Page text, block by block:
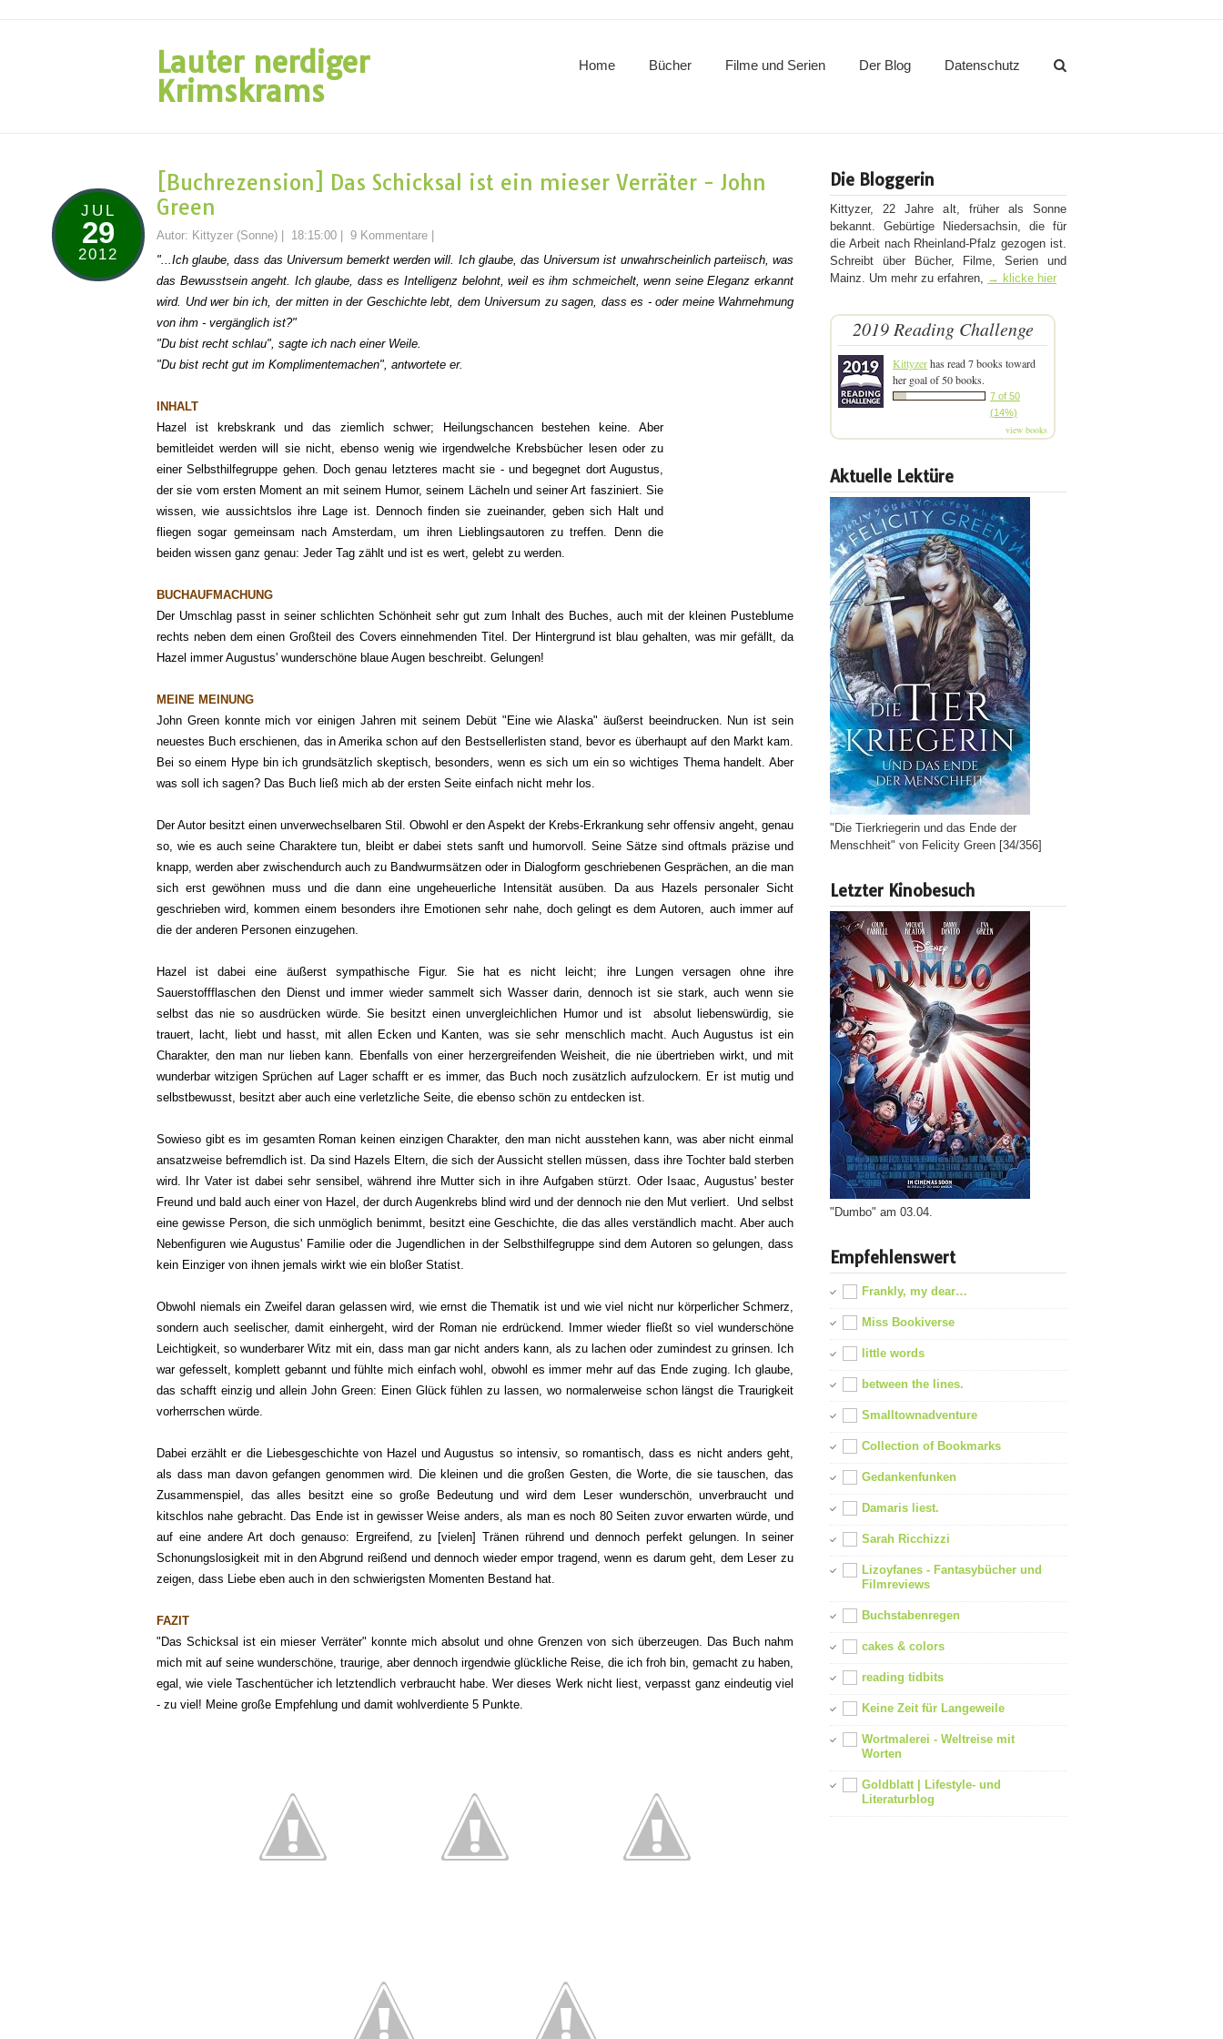
Lauter nerdiger
Krimskrams
Home Bücher Filme und Serien Der Blog Datenschutz
JUL
29
2012
[Buchrezension] Das Schicksal ist ein mieser Verräter - John
Green
Autor: Kittyzer (Sonne) 18:15:00 9 Kommentare
"...Ich glaube, dass das Universum bemerkt werden will. Ich glaube, das Universum ist unwahrscheinlich parteiisch, was
das Bewusstsein angeht. Ich glaube, dass es Intelligenz belohnt, weil es ihm schmeichelt, wenn seine Eleganz erkannt
wird. Und wer bin ich, der mitten in der Geschichte lebt, dem Universum zu sagen, dass es - oder meine Wahrnehmung
von ihm - vergänglich ist?"
"Du bist recht schlau", sagte ich nach einer Weile.
"Du bist recht gut im Komplimentemachen", antwortete er.
INHALT
Hazel ist krebskrank und das ziemlich schwer; Heilungschancen bestehen keine. Aber
bemitleidet werden will sie nicht, ebenso wenig wie irgendwelche Krebsbücher lesen oder zu
einer Selbsthilfegruppe gehen. Doch genau letzteres macht sie - und begegnet dort Augustus,
der sie vom ersten Moment an mit seinem Humor, seinem Lächeln und seiner Art fasziniert. Sie
wissen, wie aussichtslos ihre Lage ist. Dennoch finden sie zueinander, geben sich Halt und
fliegen sogar gemeinsam nach Amsterdam, um ihren Lieblingsautoren zu treffen. Denn die
beiden wissen ganz genau: Jeder Tag zählt und ist es wert, gelebt zu werden.
BUCHAUFMACHUNG
Der Umschlag passt in seiner schlichten Schönheit sehr gut zum Inhalt des Buches, auch mit der kleinen Pusteblume
rechts neben dem einen Großteil des Covers einnehmenden Titel. Der Hintergrund ist blau gehalten, was mir gefällt, da
Hazel immer Augustus' wunderschöne blaue Augen beschreibt. Gelungen!
MEINE MEINUNG
John Green konnte mich vor einigen Jahren mit seinem Debüt "Eine wie Alaska" äußerst beeindrucken. Nun ist sein
neuestes Buch erschienen, das in Amerika schon auf den Bestsellerlisten stand, bevor es überhaupt auf den Markt kam.
Bei so einem Hype bin ich grundsätzlich skeptisch, besonders, wenn es sich um ein so wichtiges Thema handelt. Aber
was soll ich sagen? Das Buch ließ mich ab der ersten Seite einfach nicht mehr los.
Der Autor besitzt einen unverwechselbaren Stil. Obwohl er den Aspekt der Krebs-Erkrankung sehr offensiv angeht, genau
so, wie es auch seine Charaktere tun, bleibt er dabei stets sanft und humorvoll. Seine Sätze sind oftmals präzise und
knapp, werden aber zwischendurch auch zu Bandwurmsätzen oder in Dialogform geschriebenen Gesprächen, an die man
sich erst gewöhnen muss und die dann eine ungeheuerliche Intensität ausüben. Da aus Hazels personaler Sicht
geschrieben wird, kommen einem besonders ihre Emotionen sehr nahe, doch gelingt es dem Autoren, auch immer auf
die der anderen Personen einzugehen.
Hazel ist dabei eine äußerst sympathische Figur. Sie hat es nicht leicht; ihre Lungen versagen ohne ihre
Sauerstoffflaschen den Dienst und immer wieder sammelt sich Wasser darin, dennoch ist sie stark, auch wenn sie
selbst das nie so ausdrücken würde. Sie besitzt einen unvergleichlichen Humor und ist absolut liebenswürdig, sie
trauert, lacht, liebt und hasst, mit allen Ecken und Kanten, was sie sehr menschlich macht. Auch Augustus ist ein
Charakter, den man nur lieben kann. Ebenfalls von einer herzergreifenden Weisheit, die nie übertrieben wirkt, und mit
wunderbar witzigen Sprüchen auf Lager schafft er es immer, das Buch noch zusätzlich aufzulockern. Er ist mutig und
selbstbewusst, besitzt aber auch eine verletzliche Seite, die ebenso schön zu entdecken ist.
Sowieso gibt es im gesamten Roman keinen einzigen Charakter, den man nicht ausstehen kann, was aber nicht einmal
ansatzweise befremdlich ist. Da sind Hazels Eltern, die sich der Aussicht stellen müssen, dass ihre Tochter bald sterben
wird. Ihr Vater ist dabei sehr sensibel, während ihre Mutter sich in ihre Aufgaben stürzt. Oder Isaac, Augustus' bester
Freund und bald auch einer von Hazel, der durch Augenkrebs blind wird und der dennoch nie den Mut verliert. Und selbst
eine gewisse Person, die sich unmöglich benimmt, besitzt eine Geschichte, die das alles verständlich macht. Aber auch
Nebenfiguren wie Augustus' Familie oder die Jugendlichen in der Selbsthilfegruppe sind dem Autoren so gelungen, dass
kein Einziger von ihnen jemals wirkt wie ein bloßer Statist.
Obwohl niemals ein Zweifel daran gelassen wird, wie ernst die Thematik ist und wie viel nicht nur körperlicher Schmerz,
sondern auch seelischer, damit einhergeht, wird der Roman nie erdrückend. Immer wieder fließt so viel wunderschöne
Leichtigkeit, so wunderbarer Witz mit ein, dass man gar nicht anders kann, als zu lachen oder zumindest zu grinsen. Ich
war gefesselt, komplett gebannt und fühlte mich einfach wohl, obwohl es immer mehr auf das Ende zuging. Ich glaube,
das schafft einzig und allein John Green: Einen Glück fühlen zu lassen, wo normalerweise schon längst die Traurigkeit
vorherrschen würde.
Dabei erzählt er die Liebesgeschichte von Hazel und Augustus so intensiv, so romantisch, dass es nicht anders geht,
als dass man davon gefangen genommen wird. Die kleinen und die großen Gesten, die Worte, die sie tauschen, das
Zusammenspiel, das alles besitzt eine so große Bedeutung und wird dem Leser wunderschön, unverbraucht und
kitschlos nahe gebracht. Das Ende ist in gewisser Weise anders, als man es noch 80 Seiten zuvor erwarten würde, und
auf eine andere Art doch genauso: Ergreifend, zu [vielen] Tränen rührend und dennoch perfekt gelungen. In seiner
Schonungslosigkeit mit in den Abgrund reißend und dennoch wieder empor tragend, wenn es darum geht, dem Leser zu
zeigen, dass Liebe eben auch in den schwierigsten Momenten Bestand hat.
FAZIT
"Das Schicksal ist ein mieser Verräter" konnte mich absolut und ohne Grenzen von sich überzeugen. Das Buch nahm
mich mit auf seine wunderschöne, traurige, aber dennoch irgendwie glückliche Reise, die ich froh bin, gemacht zu haben,
egal, wie viele Taschentücher ich letztendlich verbraucht habe. Wer dieses Werk nicht liest, verpasst ganz eindeutig viel
- zu viel! Meine große Empfehlung und damit wohlverdiente 5 Punkte.
Die Bloggerin
Kittyzer, 22 Jahre alt, früher als Sonne
bekannt. Gebürtige Niedersachsin, die für
die Arbeit nach Rheinland-Pfalz gezogen ist.
Schreibt über Bücher, Filme, Serien und
Mainz. Um mehr zu erfahren, → klicke hier
2019 Reading Challenge
Kittyzerhas read 7 books toward
her goal of 50 books.
7 of 50
(14%)
view books
Aktuelle Lektüre
"Die Tierkriegerin und das Ende der
Menschheit" von Felicity Green [34/356]
Letzter Kinobesuch
"Dumbo" am 03.04.
Empfehlenswert
Frankly, my dear…
Miss Bookiverse
little words
between the lines.
Smalltownadventure
Collection of Bookmarks
Gedankenfunken
Damaris liest.
Sarah Ricchizzi
Lizoyfanes - Fantasybücher und
Filmreviews
Buchstabenregen
cakes & colors
reading tidbits
Keine Zeit für Langeweile
Wortmalerei - Weltreise mit
Worten
Goldblatt | Lifestyle- und
Literaturblog